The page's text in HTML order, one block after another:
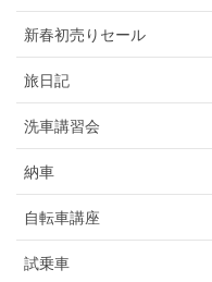
新春初売りセール
旅日記
洗車講習会
納車
自転車講座
試乗車